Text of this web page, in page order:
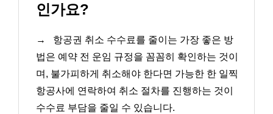
인가요?
→
항공권 취소 수수료를 줄이는 가장 좋은 방
법은 예약 전 운임 규정을 꼼꼼히 확인하는 것이
며, 불가피하게 취소해야 한다면 가능한 한 일찍
항공사에 연락하여 취소 절차를 진행하는 것이
수수료 부담을 줄일 수 있습니다.